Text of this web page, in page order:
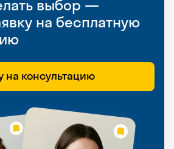
выбор —
на бесплатную
на консультацию